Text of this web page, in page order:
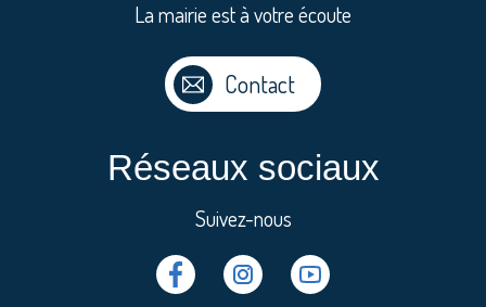
La mairie est à votre écoute
Contact
Réseaux sociaux
Suivez-nous
Facebook Instragram